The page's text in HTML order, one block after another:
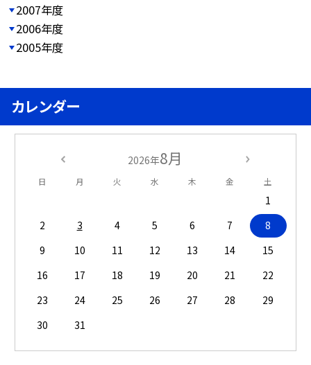
2007年度
2006年度
2005年度
カレンダー
2026年8月
日 月 火 水 木 金 土
1
2
3 4 5 6 7
8
9
10 11 12 13 14
15
16
17 18 19 20 21
22
23
24 25 26 27 28
29
30
31